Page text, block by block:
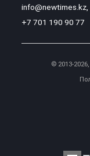
info@newtimes.kz,
+7 701 190 90 77
© 2013-